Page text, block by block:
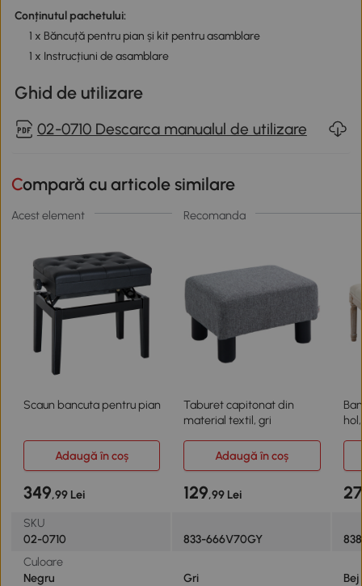
Conținutul pachetului:
1 x Băncuță pentru pian și kit pentru asamblare
1 x Instrucțiuni de asamblare
Ghid de utilizare
02-0710 Descarca manualul de utilizare
Compară cu articole similare
Acest element Recomanda
Scaun bancuta pentru pian
Taburet capitonat din
material textil, gri
Adaugă în coș Adaugă în coș
349,99 Lei 129,99 Lei
SKU
02-0710
833-666V70GY
Culoare
Negru
Gri
Bej